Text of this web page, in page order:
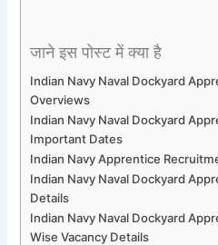
जाने इस पोस्ट में क्या है
Indian Navy Naval Dockyard
Overviews
Indian Navy Naval Dockyard
Important Dates
Indian Navy Apprentice
Indian Navy Naval Dockyard
Details
Indian Navy Naval Dockyard
Wise Vacancy Details